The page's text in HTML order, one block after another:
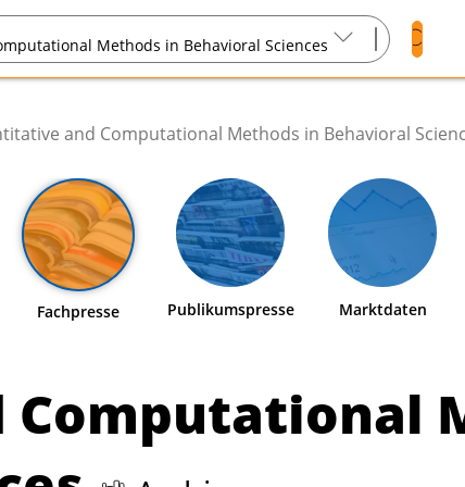
Methods in Behavioral Sciences
Search
text
Suchen
and Computational Methods in Behavioral
Fachpresse Publikumspresse Marktdaten